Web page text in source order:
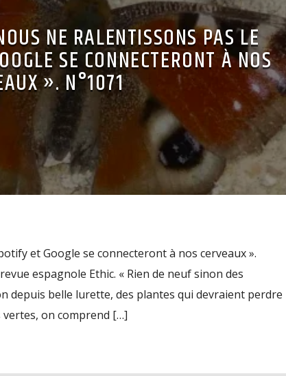
NE RALENTISSONS PAS LE
SE CONNECTERONT À NOS
». N°1071
et Google se connecteront à nos cerveaux ».
espagnole Ethic. « Rien de neuf sinon des
depuis belle lurette, des plantes qui devraient perdre
on comprend […]